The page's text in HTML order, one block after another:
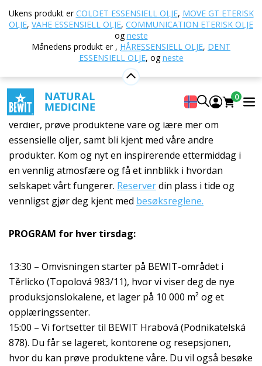
Ukens produkt erCOLDET ESSENSIELL OLJE, MOVE GT ETERISK
OLJE, VAHE ESSENSIELL OLJE, COMMUNICATION ETERISK OLJE
ogneste
Månedens produkt er , HÅRESSENSIELL OLJE, DENT
ESSENSIELL OLJE, ogneste
0
Hjem Åpen dag hos BEWIT
Åpen dag hos BEWIT
Vi inviterer deg hjertelig til Åpen dag i vårt selskap
BEWIT Natural Medicine s. r. o., hvor vi gjerne ønsker
deg velkommen og viser deg bak kulissene i vår
produksjon. Du vil få muligheten til å bli kjent med våre
verdier, prøve produktene våre og lære mer om
essensielle oljer, samt bli kjent med våre andre
produkter. Kom og nyt en inspirerende ettermiddag i
en vennlig atmosfære og få et innblikk i hvordan
selskapet vårt fungerer. Reserverdin plass i tide og
vennligst gjør deg kjent med besøksreglene.
PROGRAM for hver tirsdag:
13:30 – Omvisningen starter på BEWIT-området i
Těrlicko (Topolová 983/11), hvor vi viser deg de nye
produksjonslokalene, et lager på 10 000 m² og et
opplæringssenter.
15:00 – Vi fortsetter til BEWIT Hrabová (Podnikatelská
878). Du får se lageret, kontorene og resepsjonen,
hvor du kan prøve produktene våre. Du vil også besøke